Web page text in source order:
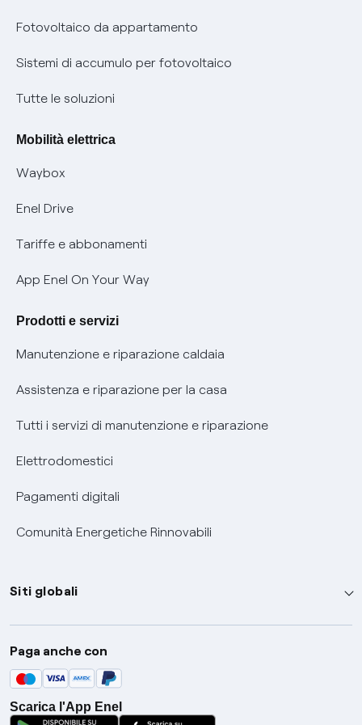
Parental Control – Navigazione sicura
Informazioni precontrattuali prodotti e servizi
Condizioni generali di contratto prodotti e servizi
Informativa RAEE
Informativa Privacy AI
Remit
Certificazioni
Nuove regole europee per la protezione dei dati
Offerte Placet non vulnerabili
Offerta Tutela Vulnerabilità Gas
Mobilità Elettrica
Phishing e truffe online
Verifica chi ti ha chiamato
Agevolazione utenti con disabilità per offerte Fibra
Informativa RAEE
Fotovoltaico da appartamento
Sistemi di accumulo per fotovoltaico
Tutte le soluzioni
Mobilità elettrica
Waybox
Enel Drive
Tariffe e abbonamenti
App Enel On Your Way
Prodotti e servizi
Manutenzione e riparazione caldaia
Assistenza e riparazione per la casa
Tutti i servizi di manutenzione e riparazione
Elettrodomestici
Pagamenti digitali
Comunità Energetiche Rinnovabili
Siti globali
Enel Group
Enel Green Power
Global Trading
Global Procurement
Paga anche con
Scarica l'App Enel